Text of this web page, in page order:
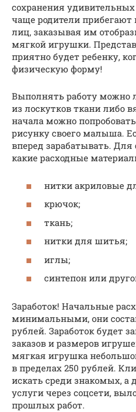
сохранения
чаще родители
лиц, заказывая им
мягкой игрушки.
приятно будет ребенку,
физическую форму!
Выполнять работу можно
из лоскутков ткани либо
начала можно
рисунку своего малыша.
вперед зарабатывать.
какие расходные
нитки акриловые
крючок;
ткань;
нитки для шитья;
иглы;
синтепон или
Заработок! Начальные
минимальными, они
рублей. Заработок будет
заказов и размеров
мягкая игрушка
в пределах 250 рублей.
искать среди знакомых, а
услуги через соцсети,
прошлых работ.